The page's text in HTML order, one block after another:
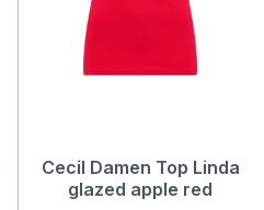
Cecil Damen Top Linda
glazed apple red